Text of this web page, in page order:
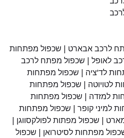
לרכב אבארט | שכפול מפתחות
לאופל | שכפול מפתח לרכב
לד'ציה | שכפול מפתחות
לטויוטה | שכפול מפתחות
למזדה | שכפול מפתחות
למיני קופר | שכפול מפתחות
| שכפול מפתות לפולקסווגן |
מפתחות לסיטרואן | שכפול